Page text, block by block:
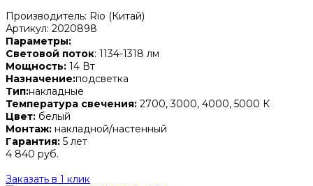
Производитель: Rio (Китай)
Артикул: 2020898
Параметры:
Световой поток: 1134-1318 лм
Мощность: 14 Вт
Назначение:подсветка
Тип:накладные
Температура свечения: 2700, 3000, 4000, 5000 К
Цвет: белый
Монтаж: накладной/настенный
Гарантия: 5 лет
4 840 руб.
Заказать в 1 клик